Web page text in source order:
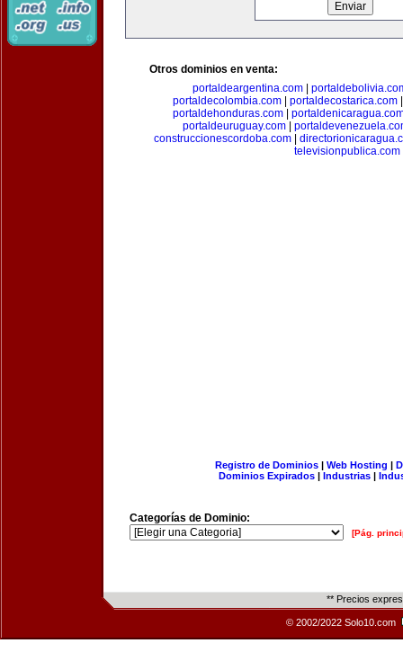
Otros dominios en venta:
portaldeargentina.com|
portaldecolombia.com
portaldecostarica.com
portaldehonduras.com|
portaldeuruguay.com|
construccionescordoba.com|
televisionpublica.com
Registro de Dominios| Web Hosting |
Dominios Expirados | Industrias |
Categorías de Dominio:
[Pág.
** Precios
© 2002/2022 Solo10.com